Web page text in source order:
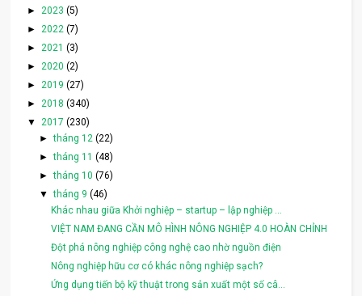
►2023(5)
►2022(7)
►2021(3)
►2020(2)
►2019(27)
►2018(340)
▼2017(230)
►tháng 12 (22)
►tháng 11 (48)
►tháng 10 (76)
▼tháng 9 (46)
Khác nhau giữa Khởi nghiệp – startup – lập nghiệp ...
VIỆT NAM ĐANG CẦN MÔ HÌNH NÔNG NGHIỆP 4.0 HOÀN CHỈNH
Đột phá nông nghiệp công nghệ cao nhờ nguồn điện
Nông nghiệp hữu cơ có khác nông nghiệp sạch?
Ứng dụng tiến bộ kỹ thuật trong sản xuất một số câ...